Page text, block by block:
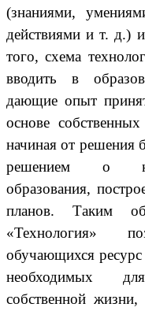
(знаниями,
действиями и т. д.)
того, схема
вводить в
дающие опыт
основе собственных
начиная от решения
решением о
образования,
планов. Таким
«Технология»
обучающихся
необходимых
собственной жизни,